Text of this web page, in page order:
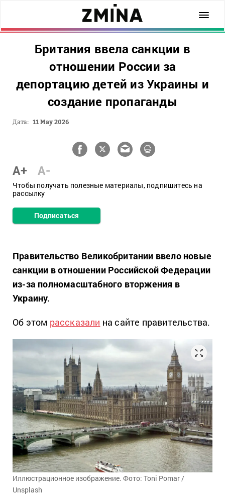
Британия ввела санкции в
отношении России за
депортацию детей из Украины и
создание пропаганды
Дата: 11 May 2026
A+ A-
Чтобы получать полезные материалы, подпишитесь на
рассылку
Подписаться
Правительство Великобритании ввело новые
санкции в отношении Российской Федерации
из-за полномасштабного вторжения в
Украину.
Об этом рассказали на сайте правительства.
Иллюстрационное изображение. Фото: Toni Pomar /
Unsplash